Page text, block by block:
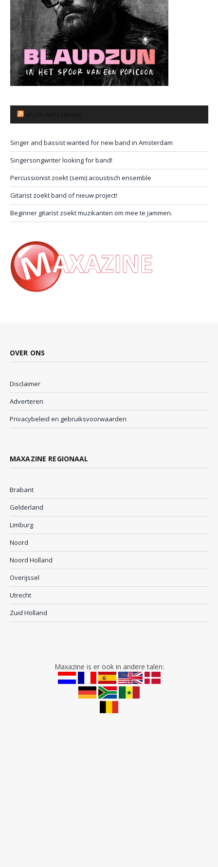
Singer and bassist wanted for new band in Amsterdam
Singersongwriter looking for band!
Percussionist zoekt (semi) acoustisch ensemble
Gitarist zoekt band of nieuw project!
Beginner gitarist zoekt muzikanten om mee te jammen.
OVER ONS
Disclaimer
Adverteren
Privacybeleid en gebruiksvoorwaarden
MAXAZINE REGIONAAL
Brabant
Gelderland
Limburg
Noord
Noord Holland
Overijssel
Utrecht
Zuid Holland
Maxazine is er ook in andere talen: